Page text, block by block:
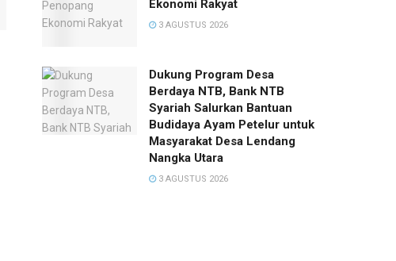
Ekonomi Rakyat
3 AGUSTUS 2026
Dukung Program Desa
Berdaya NTB, Bank NTB
Syariah Salurkan Bantuan
Budidaya Ayam Petelur untuk
Masyarakat Desa Lendang
Nangka Utara
3 AGUSTUS 2026